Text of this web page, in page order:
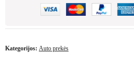
Kategorijos: Auto prekės